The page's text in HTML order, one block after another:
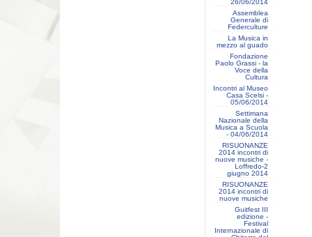
26/06/2014
Assemblea
Generale di
Federculture
La Musica in
mezzo al guado
Fondazione
Paolo Grassi - la
Voce della
Cultura
Incontri al Museo
Casa Scelsi -
05/06/2014
Settimana
Nazionale della
Musica a Scuola
- 04/06/2014
RISUONANZE
2014 incontri di
nuove musiche -
Loffredo-2
giugno 2014
RISUONANZE
2014 incontri di
nuove musiche
Guitfest III
edizione -
Festival
Internazionale di